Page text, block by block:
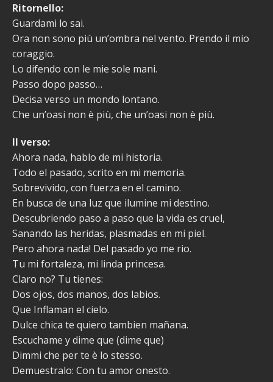
Ritornello:
Guardami lo sai.
Ora non sono più un’ombra nel vento. Prendo il mio
coraggio.
Lo difendo con le mie sole mani.
Passo dopo passo…
Decisa verso un mondo lontano.
Che un’oasi non è più, che un’oasi non è più.
II verso:
Ahora nada, hablo de mi historia.
Todo el pasado, scrito en mi memoria.
Sobrevivido, con fuerza en el camino.
En busca de una luz que ilumine mi destino.
Descubriendo paso a paso que la vida es cruel,
Sanando las heridas, plasmadas en mi piel.
Pero ahora nada! Del pasado yo me rio.
Tu mi fortaleza, mi linda princesa.
Claro no? Tu tienes:
Dos ojos, dos manos, dos labios.
Que Inflaman el cielo.
Dulce chica te quiero tambien mañana.
Escuchame y dime que (dime que)
Dimmi che per te è lo stesso.
Demuestralo: Con tu amor onesto.